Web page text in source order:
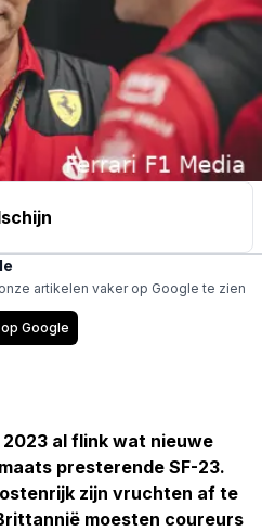
artikelen vaker op Google te zien
Google
al flink wat nieuwe
presterende SF-23.
zijn vruchten af te
moesten coureurs